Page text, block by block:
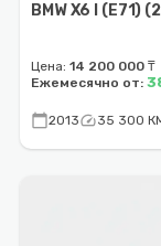
BMW X6 I (E71)
Цена: 14 200 000 ₸
Ежемесячно от:
calendar_today2013speed35 300